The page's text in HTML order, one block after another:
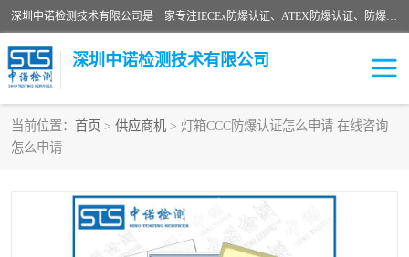
深圳中诺检测技术有限公司是一家专注IECEx防爆认证、ATEX防爆认证、防爆电气检测、防爆合格证、煤安认证等代理机构，可为客户提供从防爆设计、认证、现场检查、工程施工改造、培训等一站式服务。
深圳中诺检测技术有限公司
当前位置： 首页 > 供应商机 > 灯箱CCC防爆认证怎么申请 在线咨询
怎么申请
ATEX防爆认证
防爆3C认证 现场防爆检测
煤安矿安